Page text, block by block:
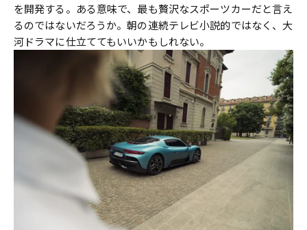
を開発する。ある意味で、最も贅沢なスポーツカーだと言え
るのではないだろうか。朝の連続テレビ小説的ではなく、大
河ドラマに仕立ててもいいかもしれない。